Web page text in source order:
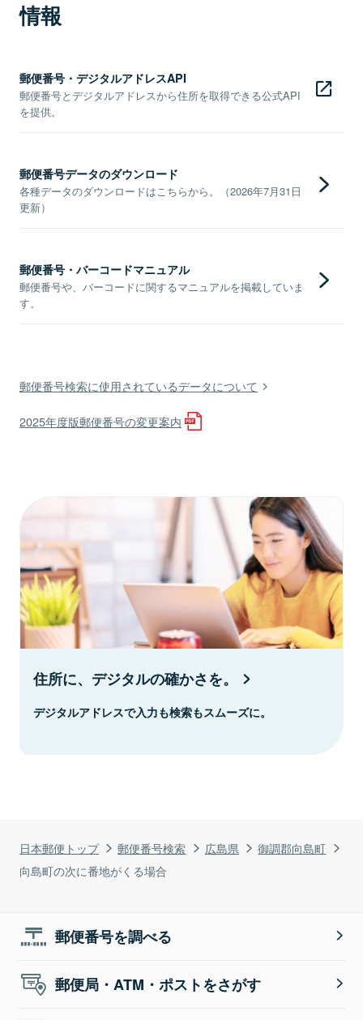
日本郵便トップ 郵便番号検索 広島県
御調郡向島町
向島町の次に番地がくる場合
情報
郵便番号・デジタルアドレスAPI
郵便番号とデジタルアドレスから住所を取得できる公式API
を提供。
郵便番号データのダウンロード
各種データのダウンロードはこちらから。（2026年7月31日
更新）
郵便番号・バーコードマニュアル
郵便番号や、バーコードに関するマニュアルを掲載していま
す。
郵便番号検索に使用されているデータについて
2025年度版郵便番号の変更案内
住所に、デジタルの確かさを。
デジタルアドレスで入力も検索もスムーズに。
郵便番号を調べる
郵便局・ATM・ポストをさがす